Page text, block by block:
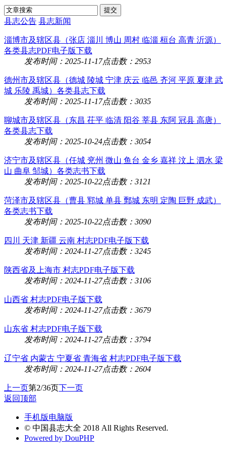
县志公告 县志新闻
淄博市及辖区县（张店 淄川 博山 周村 临淄 桓台 高青 沂源）
各类县志PDF电子版下载
发布时间：2025-11-17点击数：2953
德州市及辖区县（德城 陵城 宁津 庆云 临邑 齐河 平原 夏津 武
城 乐陵 禹城）各类县志下载
发布时间：2025-11-17点击数：3035
聊城市及辖区县（东昌 茌平 临清 阳谷 莘县 东阿 冠县 高唐）
各类县志下载
发布时间：2025-10-24点击数：3054
济宁市及辖区县（任城 兖州 微山 鱼台 金乡 嘉祥 汶上 泗水 梁
山 曲阜 邹城）各类志书下载
发布时间：2025-10-22点击数：3121
菏泽市及辖区县（曹县 郓城 单县 鄄城 东明 定陶 巨野 成武）
各类志书下载
发布时间：2025-10-22点击数：3090
四川 天津 新疆 云南 村志PDF电子版下载
发布时间：2024-11-27点击数：3245
陕西省及上海市 村志PDF电子版下载
发布时间：2024-11-27点击数：3106
山西省 村志PDF电子版下载
发布时间：2024-11-27点击数：3679
山东省 村志PDF电子版下载
发布时间：2024-11-27点击数：3794
辽宁省 内蒙古 宁夏省 青海省 村志PDF电子版下载
发布时间：2024-11-27点击数：2604
上一页第2/36页下一页
返回顶部
手机版电脑版
© 中国县志大全 2018 All Rights Reserved.
Powered by DouPHP